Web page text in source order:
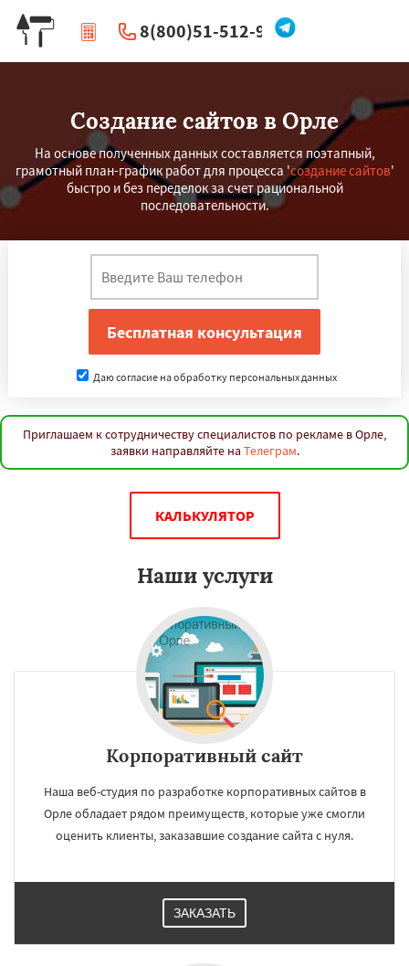
8(800)51-512-96
| Перезвоните мне
Создание сайтов в Орле
На основе полученных данных составляется поэтапный,
грамотный план-график работ для процесса 'создание сайтов'
быстро и без переделок за счет рациональной
последовательности.
Даю согласие на обработку персональных данных
Приглашаем к сотрудничеству специалистов по рекламе в Орле,
заявки направляйте на Телеграм.
КАЛЬКУЛЯТОР
Наши услуги
Корпоративный сайт
Наша веб-студия по разработке корпоративных сайтов в
Орле обладает рядом преимуществ, которые уже смогли
оценить клиенты, заказавшие создание сайта с нуля.
ЗАКАЗАТЬ